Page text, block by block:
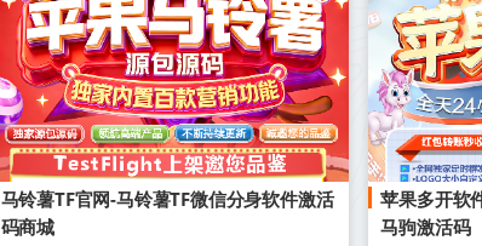
马铃薯TF官网-马铃薯TF微信分身软件激活
码商城
苹果多开软
马驹激活码